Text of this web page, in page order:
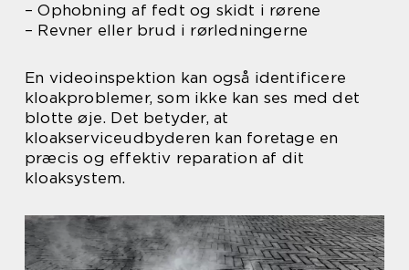
– Ophobning af fedt og skidt i rørene
– Revner eller brud i rørledningerne
En videoinspektion kan også identificere
kloakproblemer, som ikke kan ses med det
blotte øje. Det betyder, at
kloakserviceudbyderen kan foretage en
præcis og effektiv reparation af dit
kloaksystem.